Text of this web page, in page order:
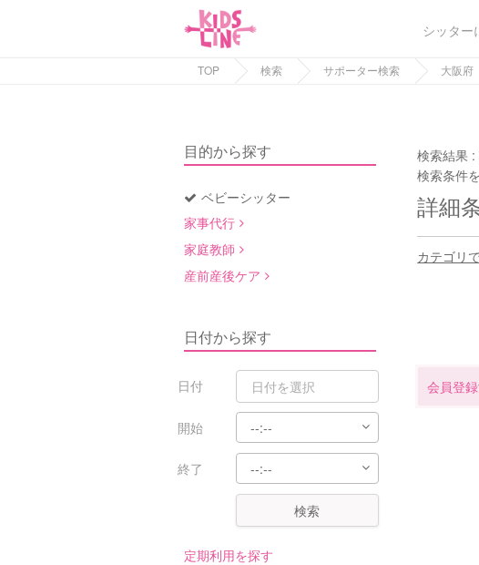
シッター
TOP 検索 サポーター検索 大阪府
目的から探す
ベビーシッター
家事代行
家庭教師
産前産後ケア
日付から探す
日付
開始
終了
検索
定期利用を探す
検索結果 :
検索条件
詳細
カテゴリ
会員登録